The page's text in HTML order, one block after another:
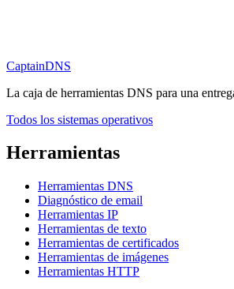
CaptainDNS
La caja de herramientas DNS para una
Todos los sistemas operativos
Herramientas
Herramientas DNS
Diagnóstico de email
Herramientas IP
Herramientas de texto
Herramientas de certificados
Herramientas de imágenes
Herramientas HTTP